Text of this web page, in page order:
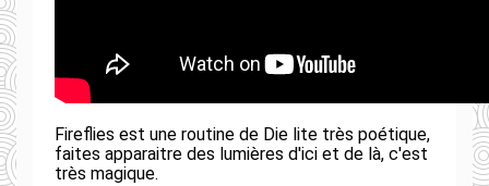
Fireflies est une routine de Die lite très poétique,
faites apparaitre des lumières d'ici et de là, c'est
très magique.